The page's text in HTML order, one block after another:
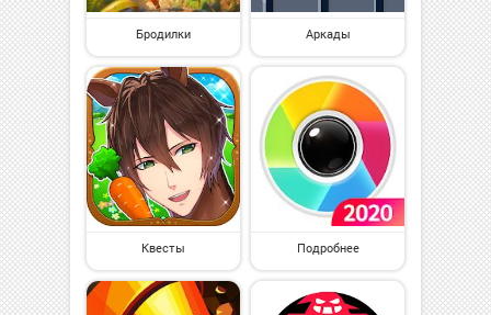
Бродилки Аркады
Квесты Подробнее